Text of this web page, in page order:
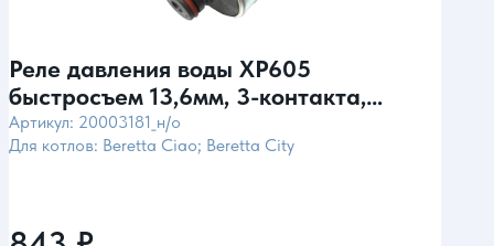
Реле давления воды XP605
быстросъем 13,6мм, 3-контакта,
Pmax=1.2bar (для Beretta) Ma-ter
Италия
Артикул: 20003181_н/о
Для котлов: Beretta Ciao; Beretta City